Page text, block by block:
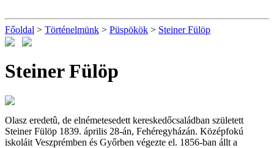
Főoldal > Történelmünk > Püspökök > Steiner Fülöp
Steiner Fülöp
Olasz eredetû, de elnémetesedett kereskedőcsaládban született
Steiner Fülöp 1839. április 28-án, Fehéregyházán. Középfokú
iskoláit Veszprémben és Győrben végezte el. 1856-ban állt a